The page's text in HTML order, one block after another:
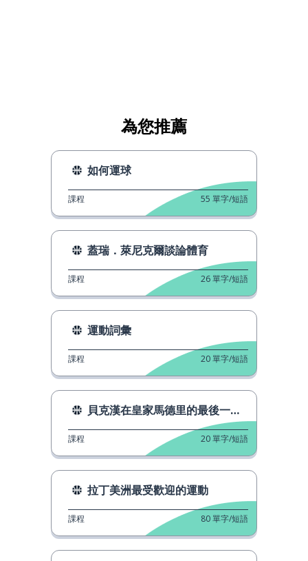
為您推薦
如何運球
課程 55 單字/短語
蓋瑞．萊尼克爾談論體育
課程 26單字/短語
運動詞彙
課程 20單字/短語
貝克漢在皇家馬德里的最後一次訪問
課程 20單字/短語
拉丁美洲最受歡迎的運動
課程 80單字/短語